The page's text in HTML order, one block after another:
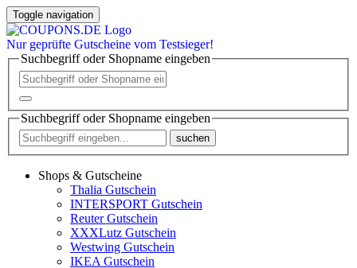
Toggle navigation
Nur geprüfte Gutscheine vom Testsieger!
Suchbegriff oder Shopname eingeben
Suchbegriff oder Shopname eingeben
suchen
Shops & Gutscheine
Thalia Gutschein
INTERSPORT Gutschein
Reuter Gutschein
XXXLutz Gutschein
Westwing Gutschein
IKEA Gutschein